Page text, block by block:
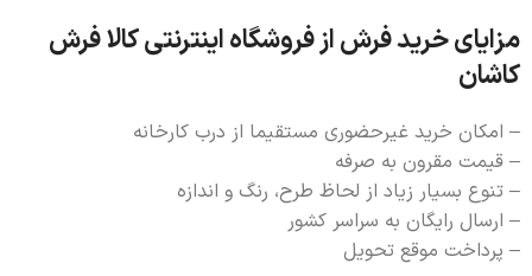
مزایای خرید فرش از فروشگاه اینترنتی کالا فرش
کاشان
– امکان خرید غیرحضوری مستقیما از درب کارخانه
– قیمت مقرون به صرفه
– تنوع بسیار زیاد از لحاظ طرح، رنگ و اندازه
– ارسال رایگان به سراسر کشور
– پرداخت موقع تحویل